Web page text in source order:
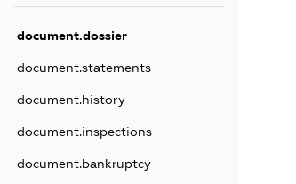
document.dossier
document.statements
document.history
document.inspections
document.bankruptcy